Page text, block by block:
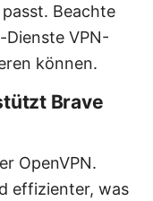
Beachte
Dienste VPN-
können.
Brave
OpenVPN.
effizienter, was